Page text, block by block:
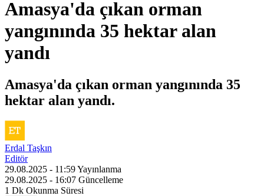
Amasya'da çıkan orman
yangınında 35 hektar alan
yandı
Amasya'da çıkan orman yangınında 35
hektar alan yandı.
Erdal Taşkın
Editör
29.08.2025 - 11:59Yayınlanma
29.08.2025 - 16:07 Güncelleme
1 Dk Okunma Süresi